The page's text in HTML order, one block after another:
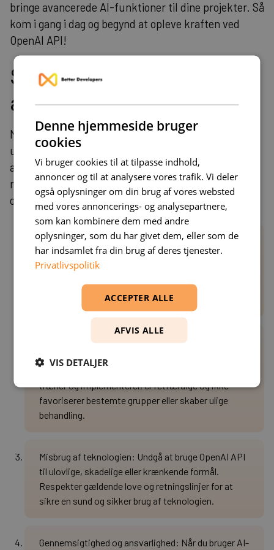
bringe avancerede AI-funktioner til dine projekter. Så
kom i gang i dag og begynd at opleve kraften ved
OpenAI API!
Sikkerhed og etisk brug
af OpenAI API
Mens OpenAI API tilbyder utrolige muligheder for
udvikling af AI-baserede applikationer, er det vigtigt
at bruge det med ansvar og overholde etiske
retningslinjer. Som udvikler skal du være
opmærksom på følgende:
Beskyttelse af brugerdata: Når du bruger OpenAI
API, skal du være opmærksom på, hvilke data du
sender til API'en. Sørg for at beskytte brugernes
personlige oplysninger og følge gældende
databeskyttelsesregler.
Bias og diskrimination: AI-systemer er ikke
immune over for bias og diskrimination. Som
udvikler er det vigtigt at sikre, at de modeller, du
træner og implementerer, er retfærdige og ikke
favoriserer bestemte grupper eller skaber ulige
behandling.
Misbrug af teknologien: Undgå at bruge OpenAI API
til ulovlige, skadelige eller krænkende formål.
Respekter gældende love og retningslinjer for at
sikre en sund og sikker brug af teknologien.
Gennemsigtighed og ansvarlighed: Når du bruger AI-
Denne hjemmeside bruger
cookies
Vi bruger cookies til at tilpasse indhold,
annoncer og til at analysere vores trafik. Vi deler
også oplysninger om din brug af vores websted
med vores annoncerings- og analysepartnere,
som kan kombinere dem med andre
oplysninger, som du har givet dem, eller som de
har indsamlet fra din brug af deres tjenester.
Privatlivspolitik
ACCEPTER ALLE
AFVIS ALLE
VIS DETALJER